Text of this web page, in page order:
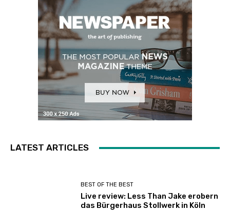
LATEST ARTICLES
BEST OF THE BEST
Live review: Less Than Jake erobern
das Bürgerhaus Stollwerk in Köln